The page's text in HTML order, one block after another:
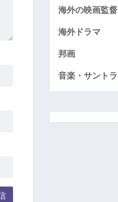
海外の映画監督
海外ドラマ
邦画
音楽・サントラ